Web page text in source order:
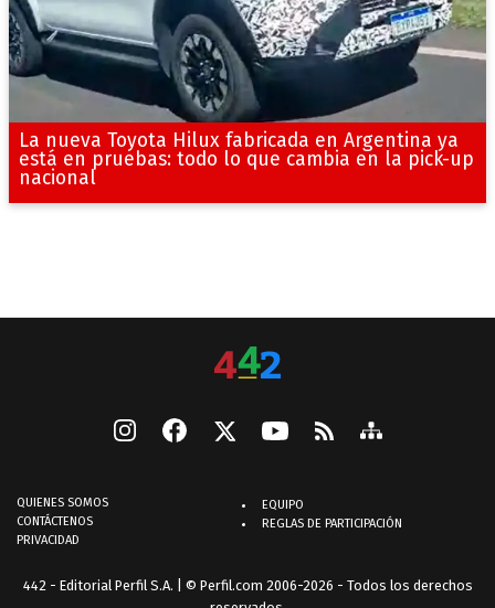
La nueva Toyota Hilux fabricada en Argentina ya
está en pruebas: todo lo que cambia en la pick-up
nacional
QUIENES SOMOS
CONTÁCTENOS
PRIVACIDAD
EQUIPO
REGLAS DE PARTICIPACIÓN
442 - Editorial Perfil S.A. | © Perfil.com 2006-2026 - Todos los derechos